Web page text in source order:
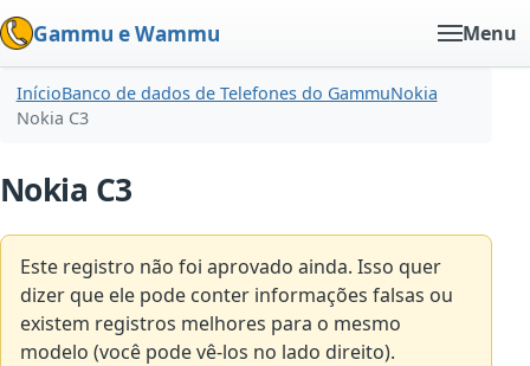
Gammu e Wammu Menu
InícioBanco de dados de Telefones do GammuNokia
Nokia C3
Nokia C3
Este registro não foi aprovado ainda. Isso quer
dizer que ele pode conter informações falsas ou
existem registros melhores para o mesmo
modelo (você pode vê-los no lado direito).